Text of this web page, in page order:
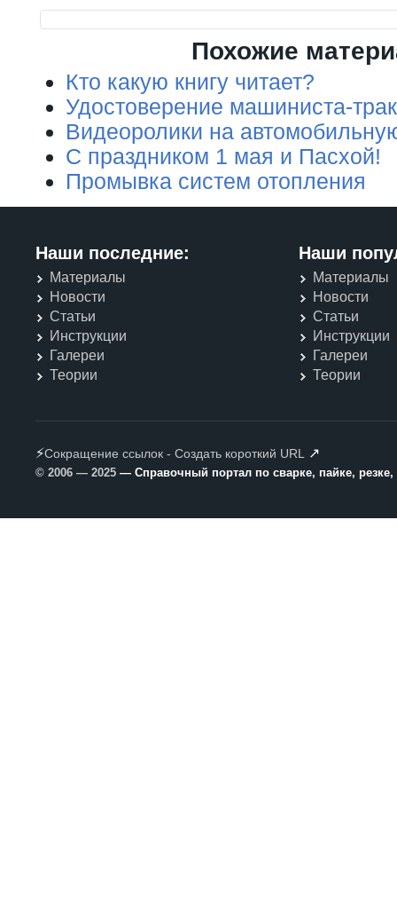
Похожие
Кто какую книгу читает?
Удостоверение машиниста-
Видеоролики на
С праздником 1 мая и Пасхой!
Промывка систем отопления
Наши последние:
Материалы
Новости
Статьи
Инструкции
Галереи
Теории
Наши
Материалы
Новости
Статьи
Инструкции
Галереи
Теории
⚡Сокращение ссылок - Создать короткий URL ↗
© 2006 — 2025 — Справочный портал по сварке, пайке,